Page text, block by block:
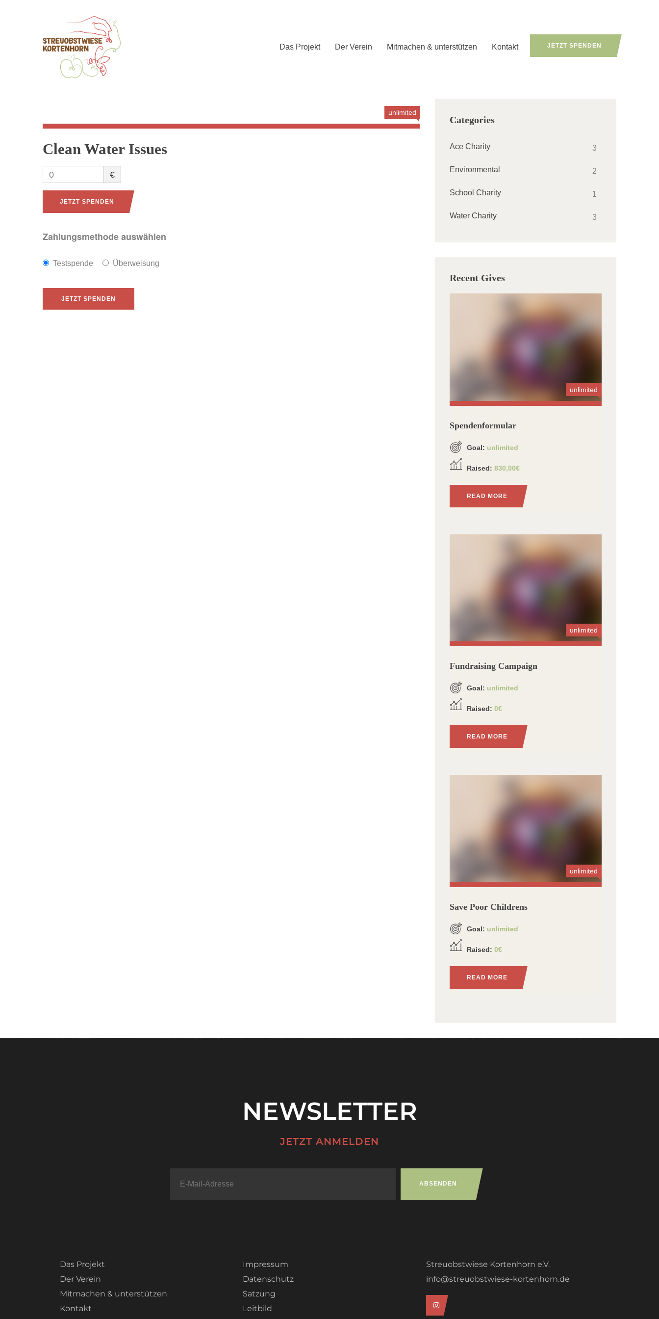
Das Projekt Der Verein Mitmachen & unterstützen Kontakt JETZT SPENDEN
unlimited
Clean Water Issues
0 €
JETZT SPENDEN
Zahlungsmethode auswählen
Testspende Überweisung
Categories
Ace Charity 3
Environmental 2
School Charity 1
Water Charity 3
Recent Gives
unlimited
Spendenformular
Goal: unlimited
Raised: 830,00€
READ MORE
unlimited
Fundraising Campaign
Goal: unlimited
Raised: 0€
READ MORE
unlimited
Save Poor Childrens
Goal: unlimited
Raised: 0€
READ MORE
NEWSLETTER
JETZT ANMELDEN
Das Projekt
Der Verein
Mitmachen & unterstützen
Kontakt
Impressum
Datenschutz
Satzung
Leitbild
Streuobstwiese Kortenhorn e.V.
info@streuobstwiese-kortenhorn.de